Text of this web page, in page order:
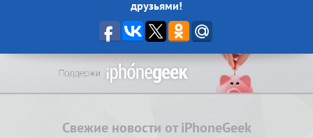
друзьями!
Свежие новости от iPhoneGeek